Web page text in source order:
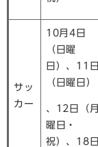
サッ
カー
10月4日
（日曜
日）、11日
（日曜日）
、12日（月
曜日・
祝）、18日